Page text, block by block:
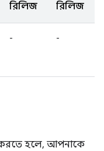
রিলিজ
রিলিজ
- -
হলে, আপনাকে